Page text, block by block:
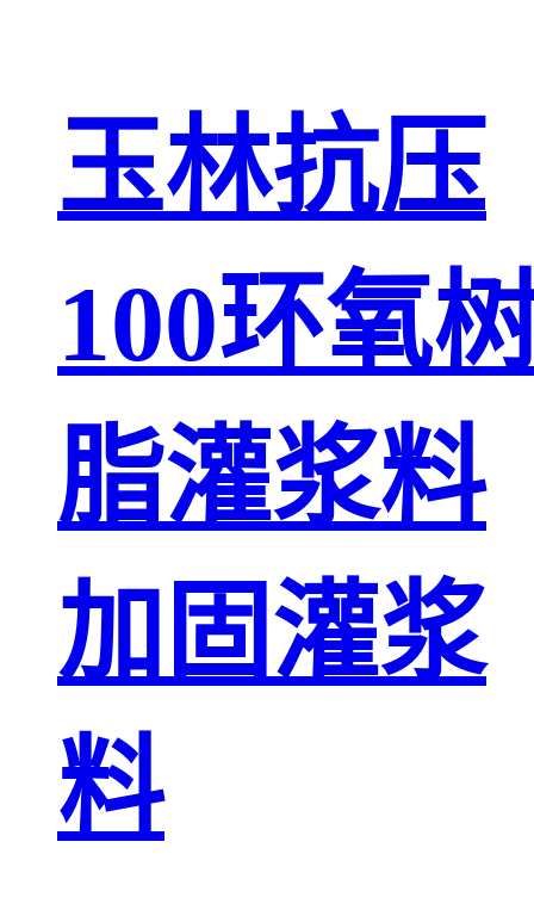
玉林抗压
100环氧
脂灌浆料
加固灌浆
料